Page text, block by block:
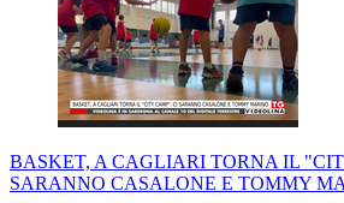
BASKET, A CAGLIARI TORNA IL
SARANNO CASALONE E TOMMY